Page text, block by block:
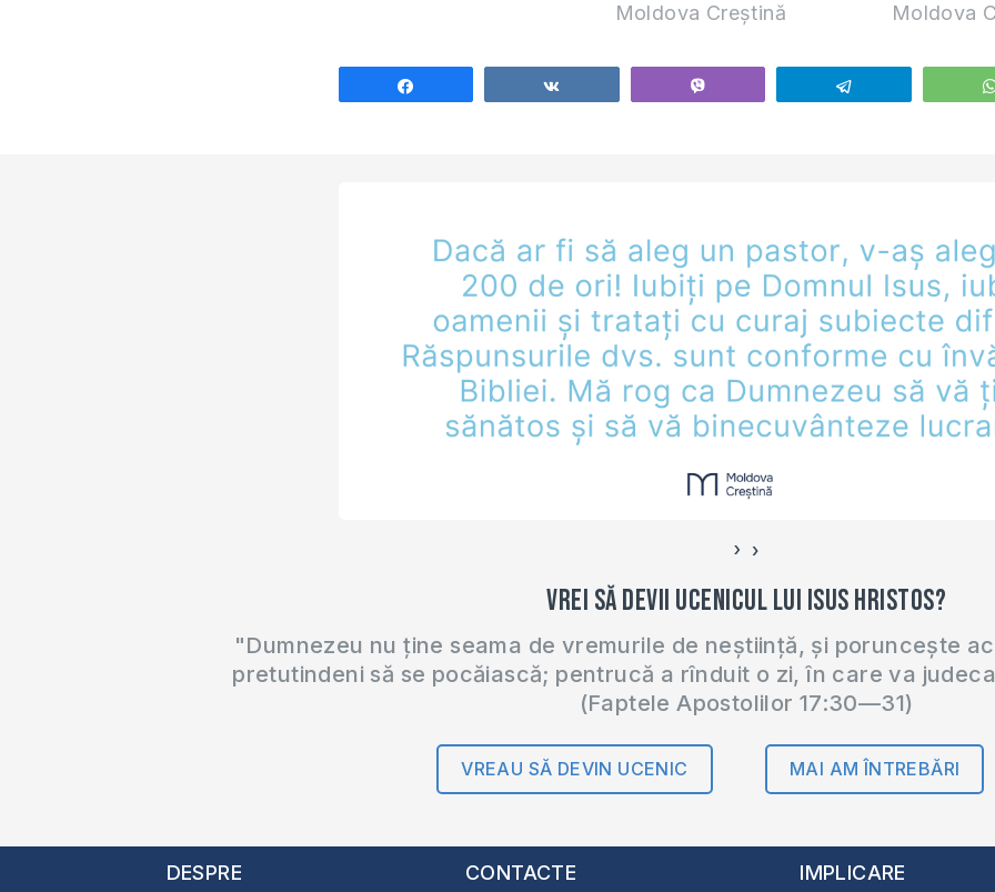
Moldova Creștină Moldova
‹ ›
Vrei să devii ucenicul lui Isus Hristos?
"Dumnezeu nu ține seama de vremurile de neștiință, și poruncește
pretutindeni să se pocăiască; pentrucă a rînduit o zi, în care va
(Faptele Apostolilor 17:30—31)
VREAU SĂ DEVIN UCENIC MAI AM ÎNTREBĂRI
DESPRE CONTACTE IMPLICARE